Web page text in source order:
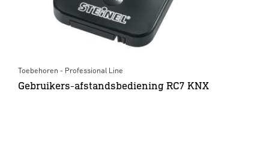
Toebehoren - Professional Line
Gebruikers-afstandsbediening RC7 KNX